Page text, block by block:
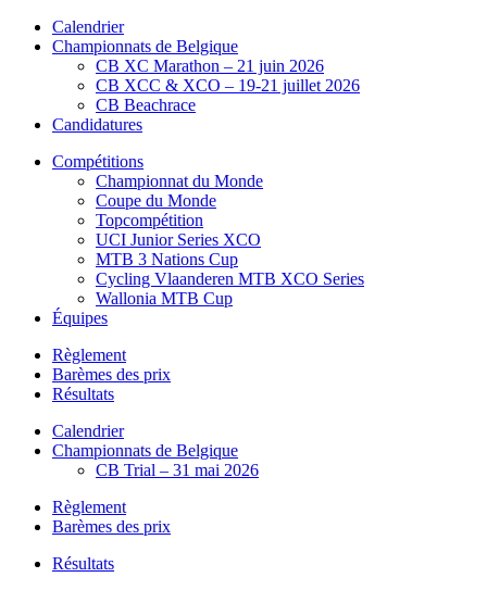
Calendrier
Championnats de Belgique
CB XC Marathon – 21 juin 2026
CB XCC & XCO – 19-21 juillet 2026
CB Beachrace
Candidatures
Compétitions
Championnat du Monde
Coupe du Monde
Topcompétition
UCI Junior Series XCO
MTB 3 Nations Cup
Cycling Vlaanderen MTB XCO Series
Wallonia MTB Cup
Équipes
Règlement
Barèmes des prix
Résultats
Calendrier
Championnats de Belgique
CB Trial – 31 mai 2026
Règlement
Barèmes des prix
Résultats